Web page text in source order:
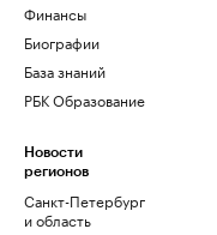
Финансы
Биографии
База знаний
РБК Образование
Новости
регионов
Санкт-Петербург
и область